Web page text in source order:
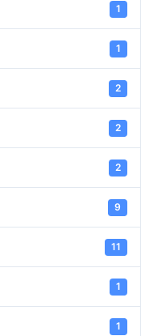
1
1
2
2
2
9
11
1
1